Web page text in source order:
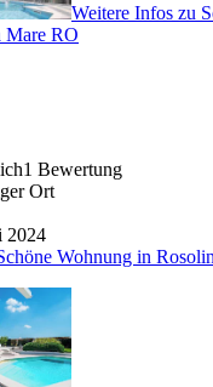
Weitere Infos zu
Mare RO
1 Bewertung
Ort
2024
Wohnung in